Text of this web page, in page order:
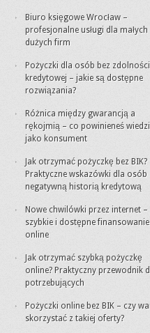
Biuro księgowe Wrocław –
profesjonalne usługi dla małych
dużych firm
Pożyczki dla osób bez zdolności
kredytowej – jakie są dostępne
rozwiązania?
Różnica między gwarancją a
rękojmią – co powinieneś
jako konsument
Jak otrzymać pożyczkę bez BIK?
Praktyczne wskazówki dla osób
negatywną historią kredytową
Nowe chwilówki przez internet –
szybkie i dostępne finansowanie
online
Jak otrzymać szybką pożyczkę
online? Praktyczny przewodnik
potrzebujących
Pożyczki online bez BIK – czy
skorzystać z takiej oferty?